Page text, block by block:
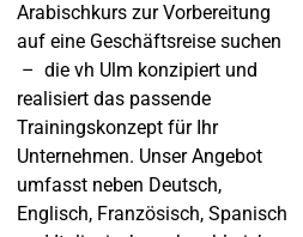
Arabischkurs zur Vorbereitung
auf eine Geschäftsreise suchen
– die vh Ulm konzipiert und
realisiert das passende
Trainingskonzept für Ihr
Unternehmen. Unser Angebot
umfasst neben Deutsch,
Englisch, Französisch, Spanisch